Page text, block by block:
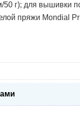
50 г); для вышивки
пряжи Mondial